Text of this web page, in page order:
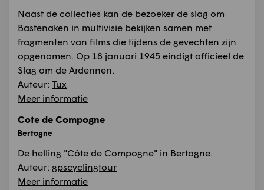
Naast de collecties kan de bezoeker de slag om
Bastenaken in multivisie bekijken samen met
fragmenten van films die tijdens de gevechten zijn
opgenomen. Op 18 januari 1945 eindigt officieel de
Slag om de Ardennen.
Auteur: Tux
Meer informatie
Cote de Compogne
Bertogne
De helling "Côte de Compogne" in Bertogne.
Auteur: gpscyclingtour
Meer informatie